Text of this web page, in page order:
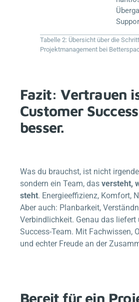
Tabelle 2: Übersicht über die
Projektmanagement bei
Fazit: Vertrauen
Customer
besser.
Was du brauchst, ist nicht
sondern ein Team, das versteht,
steht. Energieeffizienz, Komfort,
Aber auch: Planbarkeit,
Verbindlichkeit. Genau das liefert
Success-Team. Mit Fachwissen,
und echter Freude an der
Bereit für ein